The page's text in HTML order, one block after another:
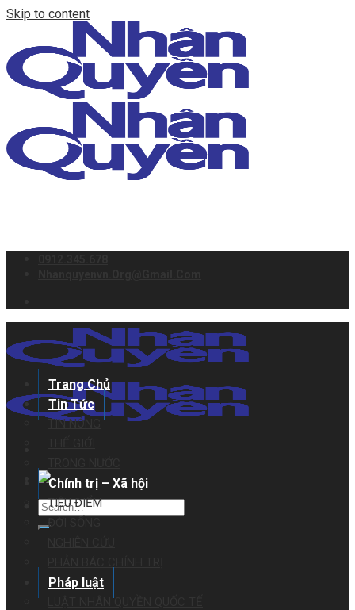
Skip to content
Trang Chủ
Tin Tức
TIN NÓNG
Chính trị – Xã hội
TIÊU ĐIỂM
ĐỜI SỐNG
Pháp luật
LUẬT NHÂN QUYỀN QUỐC TẾ